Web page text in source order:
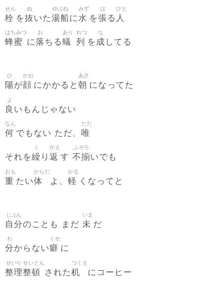
栓
せん
を抜
ぬ
いた湯船
ゆぶね
に水
みず
を張
は
る 人
ひと
蜂蜜
はちみつ
に落
お
ちる蟻
あり
列
れつ
を成
な
してる
陽
ひ
が顔
かお
にかかると 朝
あさ
になってた
良
よ
いもんじゃない
何
なん
でもない ただ、 唯
ただ
それを繰
く
り 返
かえ
す 不揃
ふぞろ
いでも
重
おも
たい体
からだ
よ、 軽
かる
くなってと
自分
じぶん
のことも まだ 未
いま
だ
分
わ
からない癖
くせ
に
整理
せいり
整頓
せいとん
された机
つくえ
にコーヒー